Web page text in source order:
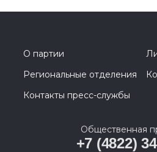
О партии
Региональные отделения
Контакты пресс-службы
Общественная
+7 (4822)